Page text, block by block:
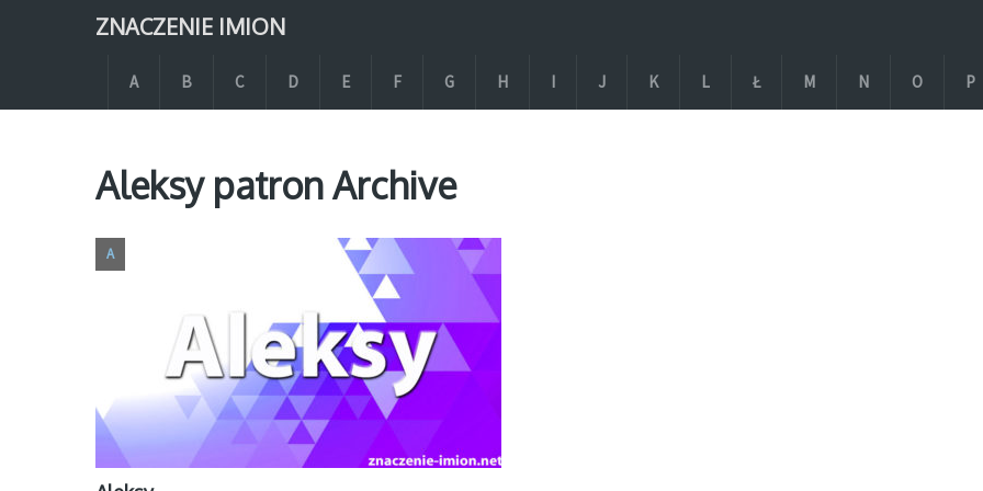
ZNACZENIE IMION
A B C D E F G H I J K L Ł M N O P
Aleksy patron Archive
A